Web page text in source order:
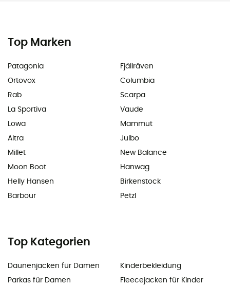
Top Marken
Patagonia
Ortovox
Rab
La Sportiva
Lowa
Altra
Millet
Moon Boot
Helly Hansen
Barbour
Fjällräven
Columbia
Scarpa
Vaude
Mammut
Julbo
New Balance
Hanwag
Birkenstock
Petzl
Top Kategorien
Daunenjacken für Damen
Parkas für Damen
Kinderbekleidung
Fleecejacken für Kinder